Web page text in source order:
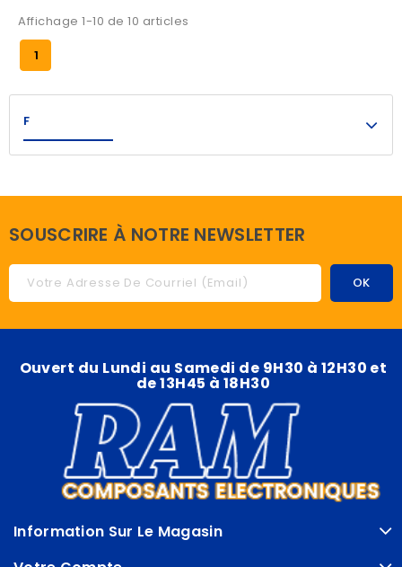
Affichage 1-10 de 10 articles
1
F
SOUSCRIRE À NOTRE NEWSLETTER
Ouvert du Lundi au Samedi de 9H30 à 12H30 et
de 13H45 à 18H30
Information Sur Le Magasin